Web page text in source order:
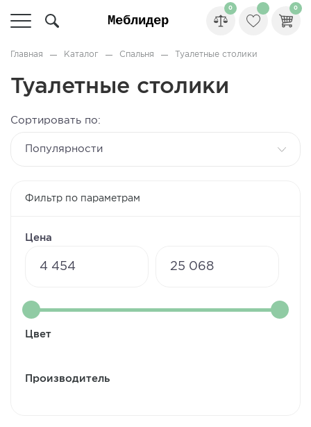
0 0
Главная Каталог Спальня Туалетные столики
Туалетные столики
Сортировать по:
популярности
Фильтр по параметрам
Цена
Цвет
Производитель